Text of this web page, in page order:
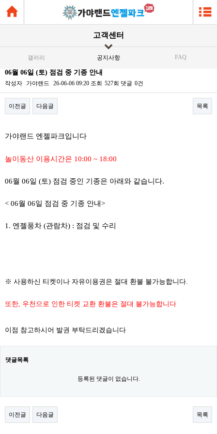
고객센터
갤러리 공지사항 FAQ
06월 06일 (토) 점검 중 기종 안내
작성자 가야랜드 26-06-06 09:20 조회 527회 댓글 0건
이전글 다음글 목록
가야랜드 엔젤파크입니다
놀이동산 이용시간은 10:00 ~ 18:00
06월 06일 (토) 점검 중인 기종은 아래와 같습니다.
< 06월 06일 점검 중 기종 안내>
1. 엔젤풍차 (관람차) : 점검 및 수리
※ 사용하신 티켓이나 자유이용권은 절대 환불 불가능합니다.
또한, 우천으로 인한 티켓 교환 환불은 절대 불가능합니다
이점 참고하시어 발권 부탁드리겠습니다
댓글목록
등록된 댓글이 없습니다.
이전글 다음글 목록